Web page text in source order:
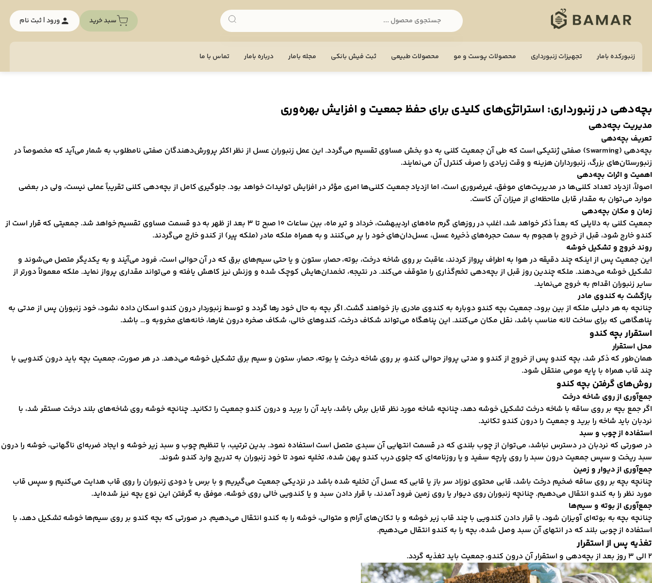
سبد خرید ورود | ثبت نام
زنبورکده بامار تجهيزات زنبورداری محصولات پوست و مو محصولات طبیعی ثبت فیش بانکی مجله بامار درباره بامار تماس با ما
بچه‌دهی در زنبورداری: استراتژی‌های کلیدی برای حفظ جمعیت و افزایش بهره‌وری
مدیریت بچه‌دهی
تعریف بچه‌دهی
بچه‌دهی (Swarming) صفتی ژنتیکی است که طی آن جمعیت کلنی به دو بخش مساوی تقسیم می‌گردد. این عمل زنبوران عسل از نظر اکثر پرورش‌دهندگان صفتی نامطلوب به شمار می‌آید که مخصوصاً در
زنبورستان‌های بزرگ، زنبورداران هزینه و وقت زیادی را صرف کنترل آن می‌نمایند.
اهمیت و اثرات بچه‌دهی
اصولاً، ازدیاد تعداد کلنی‌ها در مدیریت‌های موفق، غیرضروری است، اما ازدیاد جمعیت کلنی‌ها امری مؤثر در افزایش تولیدات خواهد بود. جلوگیری کامل از بچه‌دهی کلنی تقریباً عملی نیست، ولی در بعضی
موارد می‌توان به مقدار قابل ملاحظه‌ای از میزان آن کاست.
زمان و مکان بچه‌دهی
جمعیت کلنی به دلایلی که بعداً ذکر خواهد شد، اغلب در روزهای گرم ماه‌های اردیبهشت، خرداد و تیر ماه، بین ساعات ۱۰ صبح تا ۳ بعد از ظهر به دو قسمت مساوی تقسیم خواهد شد. جمعیتی که قرار است از
کندو خارج شود، قبل از خروج با هجوم به سمت حجره‌های ذخیره عسل، عسل‌دان‌های خود را پر می‌کنند و به همراه ملکه مادر (ملکه پیر) از کندو خارج می‌گردند.
روند خروج و تشکیل خوشه
این جمعیت پس از اینکه چند دقیقه در هوا به اطراف پرواز کردند، عاقبت بر روی شاخه درخت، بوته، حصار، ستون و یا حتی سیم‌های برق که در آن حوالی است، فرود می‌آیند و به یکدیگر متصل می‌شوند و
تشکیل خوشه می‌دهند. ملکه چندین روز قبل از بچه‌دهی تخم‌گذاری را متوقف می‌کند. در نتیجه، تخمدان‌هایش کوچک شده و وزنش نیز کاهش یافته و می‌تواند مقداری پرواز نماید. ملکه معمولاً دورتر از
سایر زنبوران اقدام به خروج می‌نماید.
بازگشت به کندوی مادر
چنانچه به هر دلیلی ملکه از بین برود، جمعیت بچه کندو دوباره به کندوی مادری باز خواهند گشت. اگر بچه به حال خود رها گردد و توسط زنبوردار درون کندو اسکان داده نشود، خود زنبوران پس از مدتی به
پناهگاهی که برای ساخت لانه مناسب باشد، نقل مکان می‌کنند. این پناهگاه می‌تواند شکاف درخت، کندوهای خالی، شکاف صخره درون غارها، خانه‌های مخروبه و… باشد.
استقرار بچه کندو
محل استقرار
همان‌طور که ذکر شد، بچه کندو پس از خروج از کندو و مدتی پرواز حوالی کندو، بر روی شاخه درخت یا بوته، حصار، ستون و سیم برق تشکیل خوشه می‌دهد. در هر صورت، جمعیت بچه باید درون کندویی با
چند قاب همراه با پایه مومی منتقل شود.
روش‌های گرفتن بچه کندو
جمع‌آوری از روی شاخه درخت
اگر جمع بچه بر روی ساقه با شاخه درخت تشکیل خوشه دهد، چنانچه شاخه مورد نظر قابل برش باشد، باید آن را برید و درون کندو جمعیت را تکانید. چنانچه خوشه روی شاخه‌های بلند درخت مستقر شد، با
نردبان باید شاخه را برید و جمعیت را درون کندو تکانید.
استفاده از چوب و سبد
در صورتی که نردبان در دسترس نباشد، می‌توان از چوب بلندی که در قسمت انتهایی آن سبدی متصل است استفاده نمود. بدین ترتیب، با تنظیم چوب و سبد زیر خوشه و ایجاد ضربه‌ای ناگهانی، خوشه را درون
سبد ریخت و سپس جمعیت درون سبد را روی پارچه سفید و یا روزنامه‌ای که جلوی درب کندو پهن شده، تخلیه نمود تا خود زنبوران به تدریج وارد کندو شوند.
جمع‌آوری از دیوار و زمین
چنانچه بچه بر روی ساقه ضخیم درخت باشد، قابی محتوی نوزاد سر باز یا قابی که عسل آن تخلیه شده باشد در نزدیکی جمعیت می‌گیریم و با برس یا دودی زنبوران را روی قاب هدایت می‌کنیم و سپس قاب
مورد نظر را به کندو انتقال می‌دهیم. چنانچه زنبوران روی دیوار یا روی زمین فرود آمدند، با قرار دادن سبد و یا کندویی خالی روی خوشه، موفق به گرفتن این نوع بچه نیز شده‌اید.
جمع‌آوری از بوته و سیم‌ها
چنانچه بچه به بوته‌ای آویزان شود، با قرار دادن کندویی با چند قاب زیر خوشه و با تکان‌های آرام و متوالی، خوشه را به کندو انتقال می‌دهیم. در صورتی که بچه کندو بر روی سیم‌ها خوشه تشکیل دهد، با
استفاده از چوبی بلند که در انتهای آن سبد وصل شده، بچه را به کندو انتقال می‌دهیم.
تغذیه پس از استقرار
۲ الی ۳ روز بعد از بچه‌دهی و استقرار آن درون کندو، جمعیت باید تغذیه گردد.